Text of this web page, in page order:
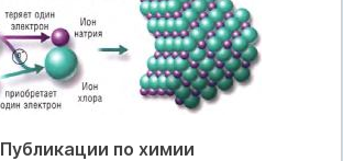
Публикации по химии